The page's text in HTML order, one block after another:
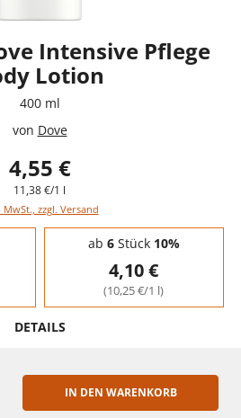
Intensive Pflege
Lotion
400 ml
von Dove
4,55 €
11,38 €/1 l
MwSt., zzgl. Versand
ab 6Stück 10%
4,10 €
(10,25 €/1 l)
DETAILS
IN DEN WARENKORB